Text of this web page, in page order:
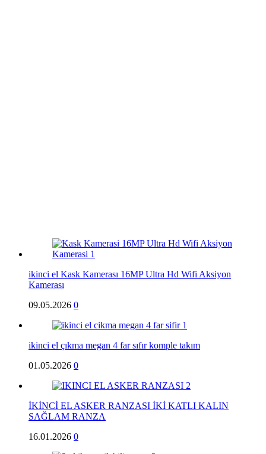
ikinci el Kask Kamerası 16MP Ultra Hd Wifi Aksiyon
Kamerası
09.05.2026 0
ikinci el çıkma megan 4 far sıfır komple takım
01.05.2026 0
İKİNCİ EL ASKER RANZASI İKİ KATLI KALIN
SAĞLAM RANZA
16.01.2026 0